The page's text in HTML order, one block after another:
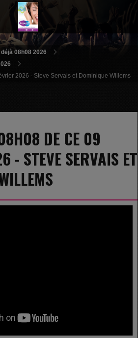
déjà 08h08 2026
2026 - Steve Servais et Dominique Willems
DE CE 09
- STEVE SERVAIS ET